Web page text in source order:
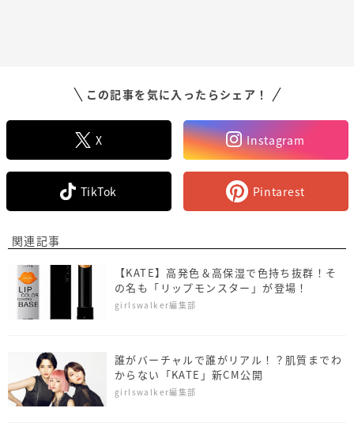
この記事を気に入ったらシェア！
X Instagram
TikTok Pintarest
関連記事
【KATE】高発色＆高保湿で色持ち抜群！そ
の名も「リップモンスター」が登場！
girlswalker編集部
誰がバーチャルで誰がリアル！？肌質までわ
からない「KATE」新CM公開
girlswalker編集部